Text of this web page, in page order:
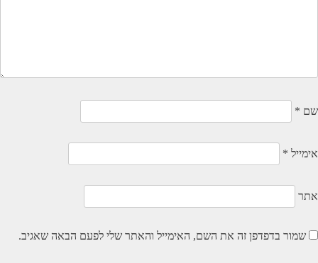
שם *
אימייל *
אתר
שמור בדפדפן זה את השם, האימייל והאתר שלי לפעם הבאה שאגיב.